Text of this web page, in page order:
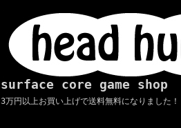
surface core game shop
3万円以上お買い上げで送料無料になりました！